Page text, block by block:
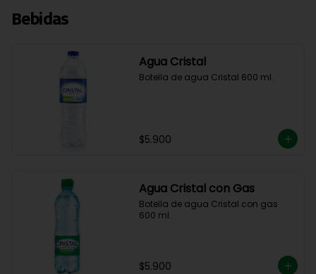
Bebidas
Agua Cristal
Botella de agua Cristal 600 ml.
$5.900
Agua Cristal con Gas
Botella de agua Cristal con gas
600 ml.
$5.900